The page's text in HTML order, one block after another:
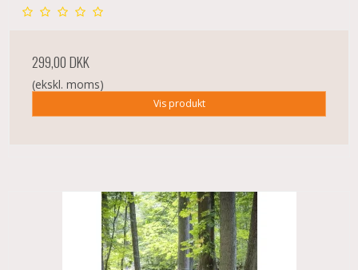
299,00 DKK
(ekskl. moms)
Vis produkt